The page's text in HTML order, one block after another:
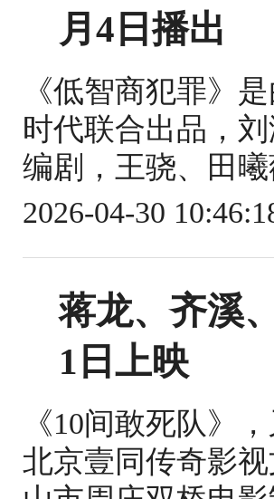
月4日播出
《低智商犯罪》
时代联合出品，
编剧，王骁、田
2026-04-30
蒋龙、齐溪
1日上映
《10间敢死队》
北京壹同传奇影